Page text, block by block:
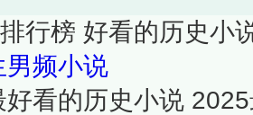
行榜 好看的历史小
男频小说
看的历史小说